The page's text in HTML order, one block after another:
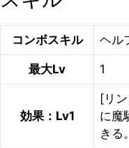
コンボスキル ヘル
最大Lv 1
効果：Lv1
[リ
に魔
きる